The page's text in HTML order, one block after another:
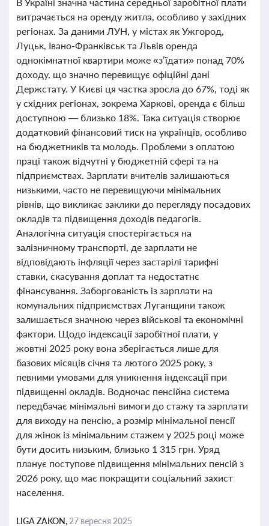
витрачається на оренду житла, особливо у західних
регіонах. За даними ЛУН, у містах як Ужгород,
Луцьк, Івано-Франківськ та Львів оренда
однокімнатної квартири може «з’їдати» понад 70%
доходу, що значно перевищує офіційні дані
Держстату. У Києві ця частка зросла до 67%, тоді як
у східних регіонах, зокрема Харкові, оренда є більш
доступною — близько 18%. Така ситуація створює
додатковий фінансовий тиск на українців, особливо
на бюджетників та молодь. Проблеми з оплатою
праці також відчутні у бюджетній сфері та на
підприємствах. Зарплати вчителів залишаються
низькими, часто не перевищуючи мінімальних
рівнів, що викликає заклики до перегляду посадових
окладів та підвищення доходів педагогів.
Аналогічна ситуація спостерігається на
залізничному транспорті, де зарплати не
відповідають інфляції через застарілі тарифні
ставки, скасування доплат та недостатнє
фінансування. Заборгованість із зарплати на
комунальних підприємствах Луганщини також
залишається значною через військові та економічні
фактори. Щодо індексації заробітної плати, у
жовтні 2025 року вона зберігається лише для
базових місяців січня та лютого 2025 року, з
певними умовами для уникнення індексації при
підвищенні окладів. Водночас пенсійна система
передбачає мінімальні вимоги до стажу та зарплати
для виходу на пенсію, а розмір мінімальної пенсії
для жінок із мінімальним стажем у 2025 році може
бути досить низьким, близько 1 315 грн. Уряд
планує поступове підвищення мінімальних пенсій з
2026 року, що має покращити соціальний захист
населення.
LIGA ZAKON, 27 вересня 2025